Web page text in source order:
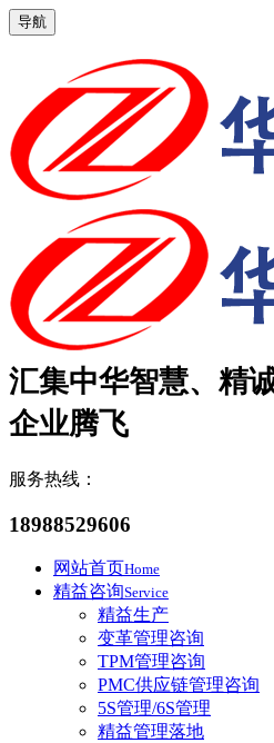
导航
汇集中华智慧、精
企业腾飞
服务热线：
18988529606
网站首页Home
精益咨询Service
精益生产
变革管理咨询
TPM管理咨询
PMC供应链管理咨询
5S管理/6S管理
精益管理落地